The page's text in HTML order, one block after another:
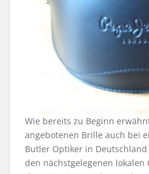
Wie bereits zu Beginn
angebotenen Brille auch bei
Butler Optiker in
den nächstgelegenen